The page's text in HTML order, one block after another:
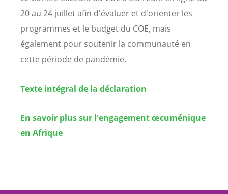
20 au 24 juillet afin d'évaluer et d'orienter les
programmes et le budget du COE, mais
également pour soutenir la communauté en
cette période de pandémie.
Texte intégral de la déclaration
En savoir plus sur l'engagement œcuménique
en Afrique